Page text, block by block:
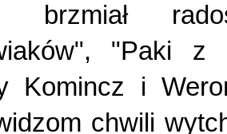
brzmiał
"Paki z
Komincz i
chwili